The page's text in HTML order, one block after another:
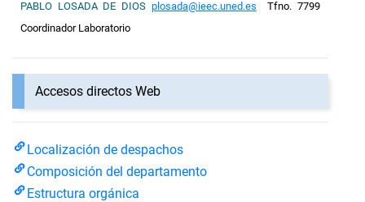
PABLO LOSADA DE DIOS plosada@ieec.uned.es Tfno. 7799
Coordinador Laboratorio
Accesos directos Web
Localización de despachos
Composición del departamento
Estructura orgánica